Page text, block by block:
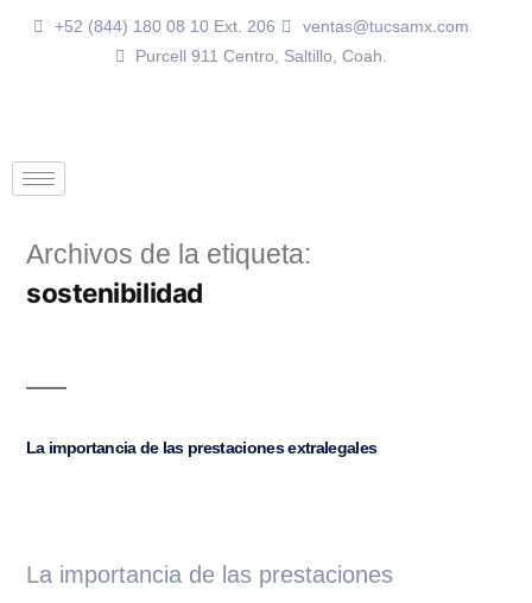
+52 (844) 180 08 10 Ext. 206
ventas@tucsamx.com
Purcell 911 Centro, Saltillo, Coah.
Archivos de la etiqueta:
sostenibilidad
La importancia de las prestaciones extralegales
La importancia de las prestaciones